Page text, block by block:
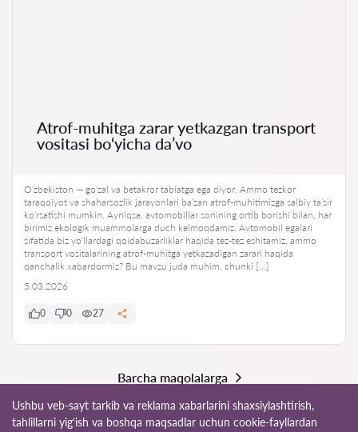
Atrof-muhitga zarar yetkazgan transport
vositasi bo‘yicha da’vo
O‘zbekiston — go‘zal va betakror tabiatga ega diyor. Ammo tezkor
taraqqiyot va shaharsozlik jarayonlari ba’zan atrof-muhitimizga salbiy ta’sir
ko‘rsatishi mumkin. Ayniqsa, avtomobillar sonining ortib borishi bilan, har
birimiz ekologik muammolarga duch kelmoqdamiz. Avtomobil egalari
sifatida biz yo‘llardagi qoidabuzarliklar haqida tez-tez eshitamiz, ammo
transport vositalarining atrof-muhitga yetkazadigan zarari haqida
qanchalik xabardormiz? Bu mavzu juda muhim, chunki […]
5.03.2026
0 0 27
Barcha maqolalarga
Ushbu veb-sayt tarkib va reklama xabarlarini shaxsiylashtirish,
tahlillarni yig‘ish va boshqa maqsadlar uchun cookie-fayllardan